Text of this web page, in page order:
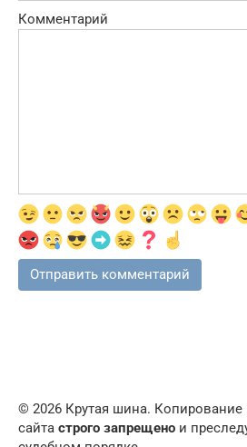
Комментарий
© 2026 Крутая шина.
сайта строго запрещено и